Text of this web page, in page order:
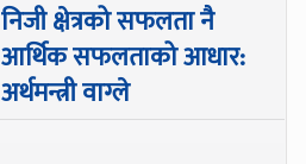
निजी क्षेत्रको सफलता नै
आर्थिक सफलताको आधार:
अर्थमन्त्री वाग्ले